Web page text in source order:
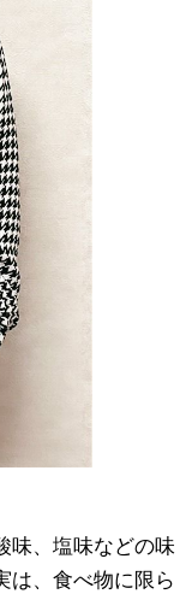
味、塩味などの味
は、食べ物に限ら